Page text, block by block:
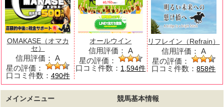
OMAKASE（オマカ
セ）
信用評価： A
星の評価：
口コミ件数： 490件
オールウイン
信用評価： A
星の評価：
口コミ件数： 1,594件
リフレイン（Refrain）
信用評価： A
星の評価：
口コミ件数：858件
メインメニュー
競馬基本情報